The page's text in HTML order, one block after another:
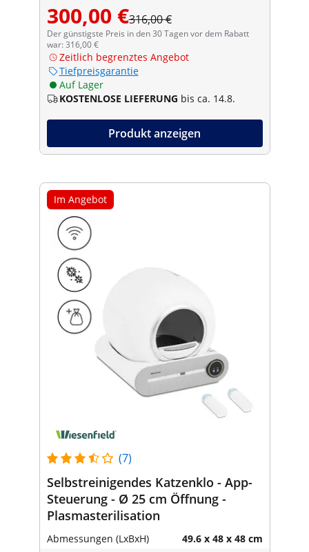
300,00 €316,00 €
Der günstigste Preis in den 30 Tagen vor dem Rabatt
war: 316,00 €
Zeitlich begrenztes Angebot
Tiefpreisgarantie
Auf Lager
KOSTENLOSE LIEFERUNG bis ca. 14.8.
Produkt anzeigen
Im Angebot
(7)
Selbstreinigendes Katzenklo - App-
Steuerung - Ø 25 cm Öffnung -
Plasmasterilisation
Abmessungen (LxBxH) 49.6 x 48 x 48 cm